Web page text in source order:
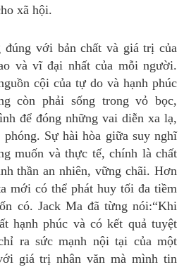
xã hội.
với bản chất và giá trị của
và vĩ đại nhất của mỗi người.
cội của tự do và hạnh phúc
còn phải sống trong vỏ bọc,
để đóng những vai diễn xa lạ,
Sự hài hòa giữa suy nghĩ
muốn và thực tế, chính là chất
thần an nhiên, vững chãi. Hơn
mới có thể phát huy tối đa tiềm
có. Jack Ma đã từng nói:“Khi
hạnh phúc và có kết quả tuyệt
ra sức mạnh nội tại của một
giá trị nhân văn mà mình tin